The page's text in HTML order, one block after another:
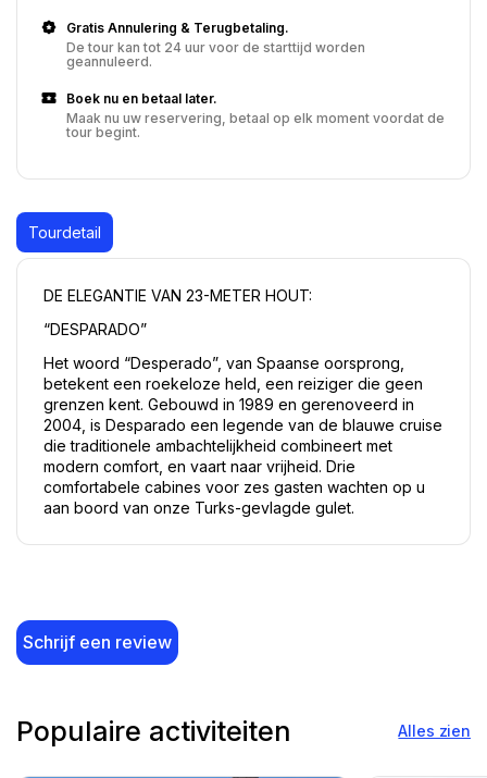
Gratis Annulering & Terugbetaling.
De tour kan tot 24 uur voor de starttijd worden
geannuleerd.
Boek nu en betaal later.
Maak nu uw reservering, betaal op elk moment voordat de
tour begint.
Tourdetail
DE ELEGANTIE VAN 23-METER HOUT:
“DESPARADO”
Het woord “Desperado”, van Spaanse oorsprong,
betekent een roekeloze held, een reiziger die geen
grenzen kent. Gebouwd in 1989 en gerenoveerd in
2004, is Desparado een legende van de blauwe cruise
die traditionele ambachtelijkheid combineert met
modern comfort, en vaart naar vrijheid. Drie
comfortabele cabines voor zes gasten wachten op u
aan boord van onze Turks-gevlagde gulet.
Schrijf een review
Populaire activiteiten Alles zien